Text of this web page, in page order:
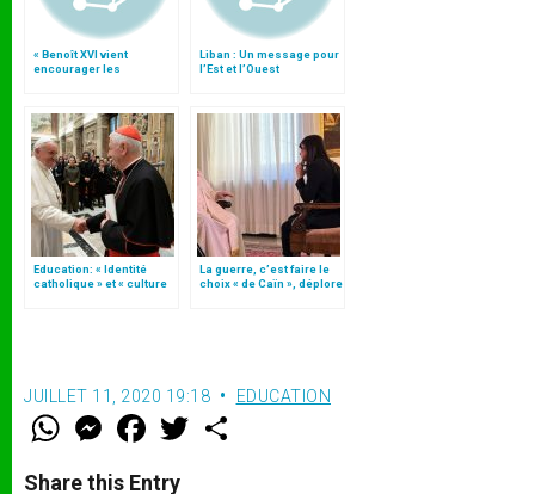
« Benoît XVI vient
encourager les
Liban : Un message pour
l’Est et l’Ouest
Education: « Identité
catholique » et « culture
La guerre, c’est faire le
choix « de Caïn », déplore
JUILLET 11, 2020 19:18 EDUCATION
W
t
M
e
s
F
a
e
w
Share this Entry